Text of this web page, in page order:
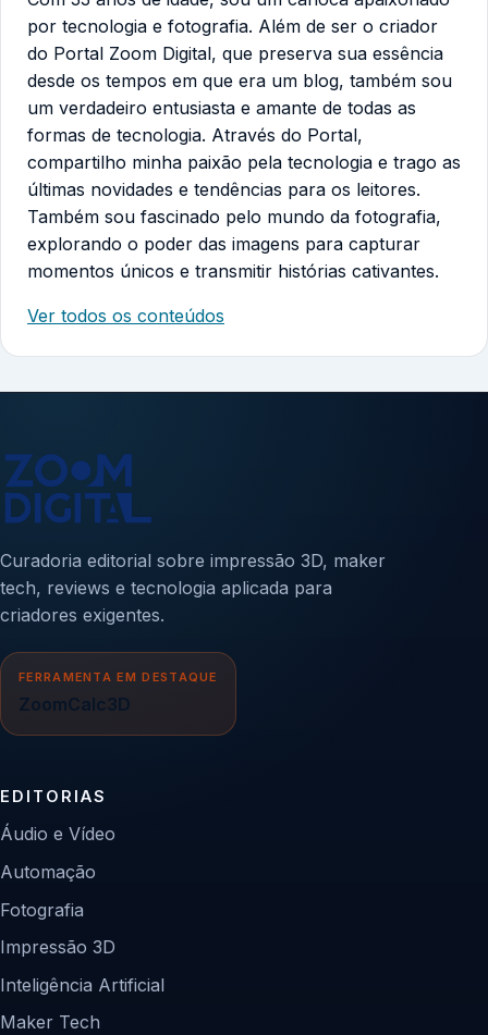
por tecnologia e fotografia. Além de ser o criador
do Portal Zoom Digital, que preserva sua essência
desde os tempos em que era um blog, também sou
um verdadeiro entusiasta e amante de todas as
formas de tecnologia. Através do Portal,
compartilho minha paixão pela tecnologia e trago as
últimas novidades e tendências para os leitores.
Também sou fascinado pelo mundo da fotografia,
explorando o poder das imagens para capturar
momentos únicos e transmitir histórias cativantes.
Ver todos os conteúdos
Curadoria editorial sobre impressão 3D, maker
tech, reviews e tecnologia aplicada para
criadores exigentes.
FERRAMENTA EM DESTAQUE
ZoomCalc3D
EDITORIAS
Áudio e Vídeo
Automação
Fotografia
Impressão 3D
Inteligência Artificial
Maker Tech